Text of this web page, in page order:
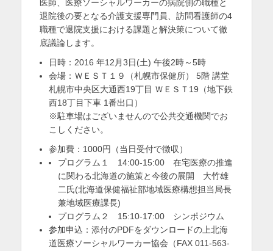
医師、医療ソーシャルワーカーの病院側の職種と
退院後の要となる介護支援専門員、訪問看護師の4
職種で退院支援における課題と解決策について徹
底議論します。
日時：2016 年12月3日(土) 午後2時～5時
会場：ＷＥＳＴ１９（札幌市保健所） 5階 講堂
札幌市中央区大通西19丁目 ＷＥＳＴ19（地下鉄
西18丁目下車 1番出口）
※駐車場はございませんので公共交通機関でお
こしください。
参加費：1000円（当日受付で徴収）
プログラム１ 14:00-15:00 在宅医療の推進
に関わる北海道の施策と今後の展開 大竹雄
二氏(北海道保健福祉部地域医療構想担当局長
兼地域医療課長)
プログラム２ 15:10-17:00 シンポジウム
参加申込：添付のPDFをダウンロードの上北海
道医療ソーシャルワーカー協会（FAX 011-563-